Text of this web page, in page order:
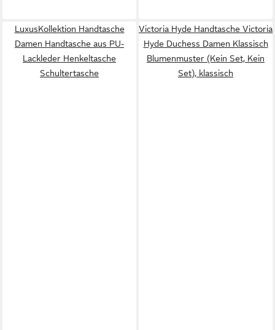
LuxusKollektion Handtasche
Damen Handtasche aus PU-
Lackleder Henkeltasche
Schultertasche
Victoria Hyde Handtasche Victoria
Hyde Duchess Damen Klassisch
Blumenmuster (Kein Set, Kein
Set), klassisch